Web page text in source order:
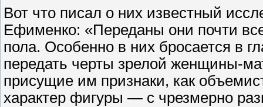
Вот что писал о них известный
Ефименко: «Переданы они почти
пола. Особенно в них бросается в
передать черты зрелой женщины-
присущие им признаки, как
характер фигуры — с чрезмерно